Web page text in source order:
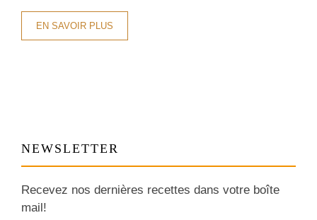
EN SAVOIR PLUS
NEWSLETTER
Recevez nos dernières recettes dans votre boîte
mail!